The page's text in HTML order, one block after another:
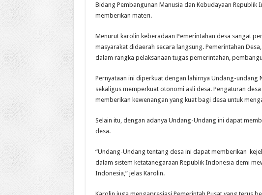
Bidang Pembangunan Manusia dan Kebudayaan
memberikan materi.
Menurut karolin keberadaan Pemerintahan desa sangat
masyarakat didaerah secara langsung. Pemerintahan
dalam rangka pelaksanaan tugas pemerintahan,
Pernyataan ini diperkuat dengan lahirnya Undang-undang
sekaligus memperkuat otonomi asli desa. Pengaturan
memberikan kewenangan yang kuat bagi desa untuk
Selain itu, dengan adanya Undang-Undang ini dapat
desa.
“Undang-Undang tentang desa ini dapat memberikan
dalam sistem ketatanegaraan Republik Indonesia demi
Indonesia,” jelas Karolin.